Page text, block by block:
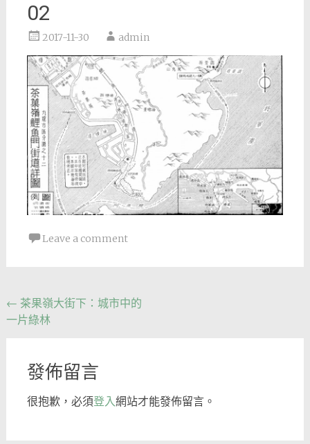
02
2017-11-30 admin
Leave a comment
Post
navigation
← 茶果嶺大街下：城市中的
一片綠林
發佈留言
很抱歉，必須登入網站才能發佈留言。